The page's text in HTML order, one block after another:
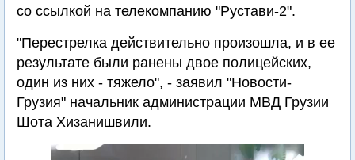
со ссылкой на телекомпанию "Рустави-2".
"Перестрелка действительно произошла, и в ее
результате были ранены двое полицейских,
один из них - тяжело", - заявил "Новости-
Грузия" начальник администрации МВД Грузии
Шота Хизанишвили.